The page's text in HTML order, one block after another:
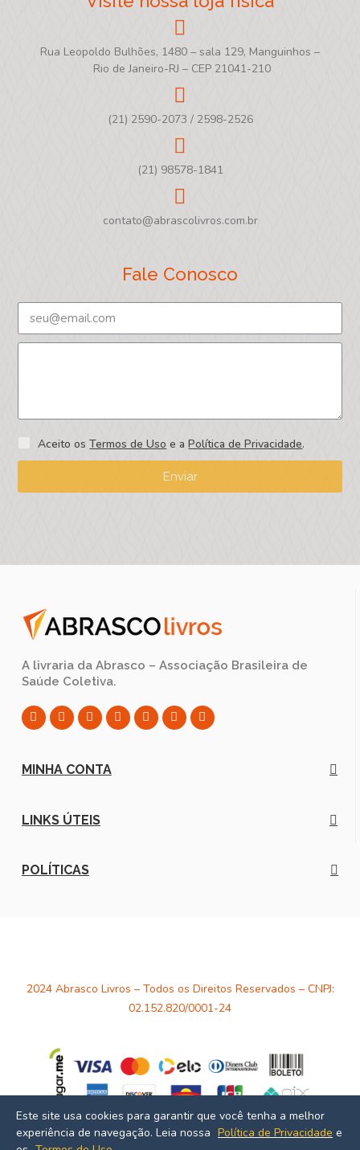
Rua Leopoldo Bulhões, 1480 – sala 129, Manguinhos –
Rio de Janeiro-RJ – CEP 21041-210
(21) 2590-2073 / 2598-2526
(21) 98578-1841
contato@abrascolivros.com.br
Fale Conosco
Aceito osTermos de Uso e aPolítica de Privacidade.
Enviar
A livraria da Abrasco – Associação Brasileira de
Saúde Coletiva.
MINHA CONTA
LINKS ÚTEIS
POLÍTICAS
2024 Abrasco Livros – Todos os Direitos Reservados – CNPJ:
02.152.820/0001-24
Desenvolvido por
Este site usa cookies para garantir que você tenha a melhor
experiência de navegação. Leia nossa Política de Privacidade e